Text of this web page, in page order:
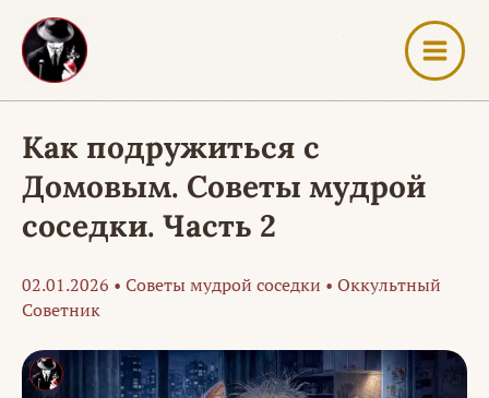
Перейти
содержимому
Как подружиться с
Домовым. Советы мудрой
соседки. Часть 2
02.01.2026 • Советы мудрой соседки • Оккультный
Советник